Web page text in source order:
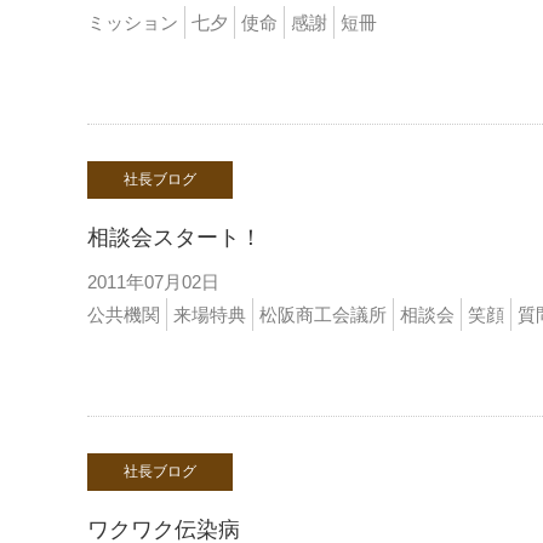
ミッション 七夕 使命 感謝 短冊
社長ブログ
相談会スタート！
2011年07月02日
公共機関
来場特典 松阪商工会議所 相談会 笑顔 質
社長ブログ
ワクワク伝染病